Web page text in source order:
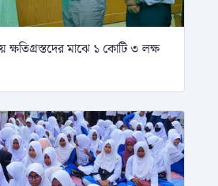
ক্ষতিগ্রস্তদের মাঝে ১ কোটি ৩ লক্ষ